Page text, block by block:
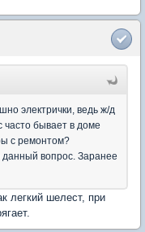
электрички, ведь ж/д
часто бывает в доме
с ремонтом?
данный вопрос. Заранее
легкий шелест, при